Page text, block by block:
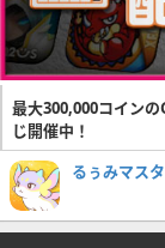
最大300,000コイン
じ開催中！
るぅみマス